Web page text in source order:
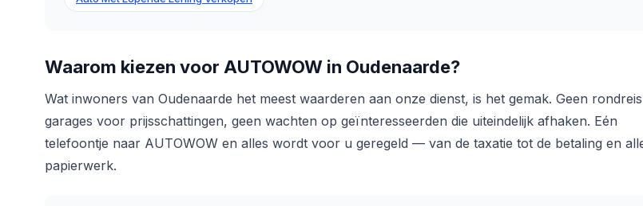
Waarom kiezen voor AUTOWOW in Oudenaarde?
Wat inwoners van Oudenaarde het meest waarderen aan onze dienst, is het gemak. Geen
garages voor prijsschattingen, geen wachten op geïnteresseerden die uiteindelijk afhaken. Eén
telefoontje naar AUTOWOW en alles wordt voor u geregeld — van de taxatie tot de betaling en
papierwerk.